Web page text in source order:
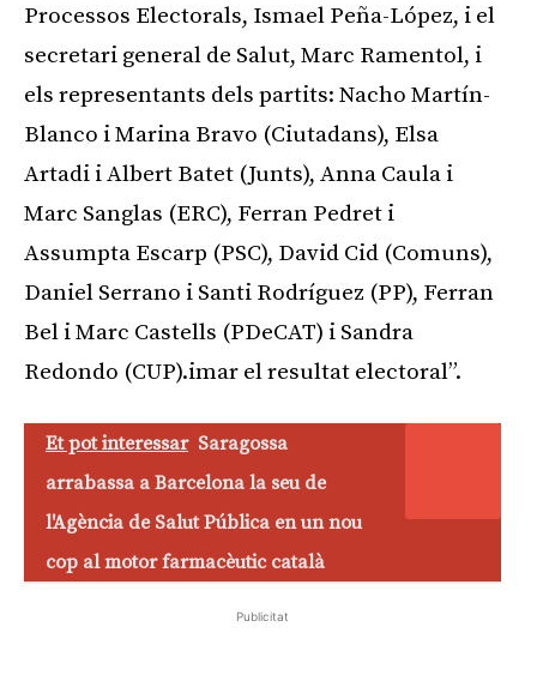
Processos Electorals, Ismael Peña-López, i el
secretari general de Salut, Marc Ramentol, i
els representants dels partits: Nacho Martín-
Blanco i Marina Bravo (Ciutadans), Elsa
Artadi i Albert Batet (Junts), Anna Caula i
Marc Sanglas (ERC), Ferran Pedret i
Assumpta Escarp (PSC), David Cid (Comuns),
Daniel Serrano i Santi Rodríguez (PP), Ferran
Bel i Marc Castells (PDeCAT) i Sandra
Redondo (CUP).imar el resultat electoral”.
Et pot interessar Saragossa
arrabassa a Barcelona la seu de
l'Agència de Salut Pública en un nou
cop al motor farmacèutic català
Publicitat